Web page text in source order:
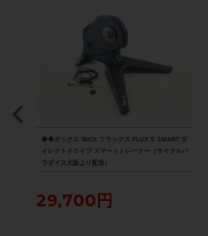
◆◆タックス TACX フラックス FLUX S SMART ダ
イレクトドライブ スマートトレーナー（サイクルパ
ラダイス大阪より配送）
29,700円